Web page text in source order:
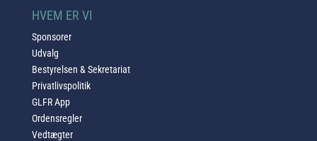
HVEM ER VI
Sponsorer
Udvalg
Bestyrelsen & Sekretariat
Privatlivspolitik
GLFR App
Ordensregler
Vedtægter